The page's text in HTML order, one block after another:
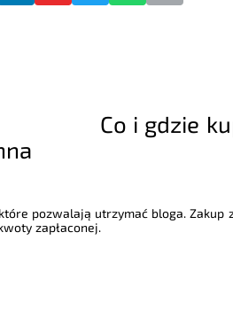
Co i gdzie
pozwalają utrzymać bloga. Zakup
zapłaconej.